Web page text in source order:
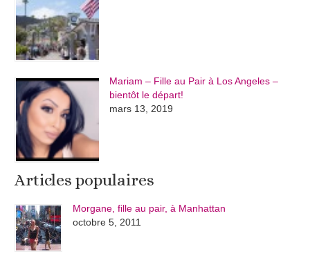
Mariam – Fille au Pair à Los Angeles –
bientôt le départ!
mars 13, 2019
Articles populaires
Morgane, fille au pair, à Manhattan
octobre 5, 2011